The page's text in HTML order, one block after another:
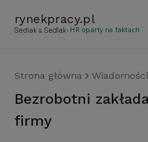
rynekpracy.pl
- HR oparty na faktach
Strona główna Wiadomości
Bezrobotni zakładają własne
firmy